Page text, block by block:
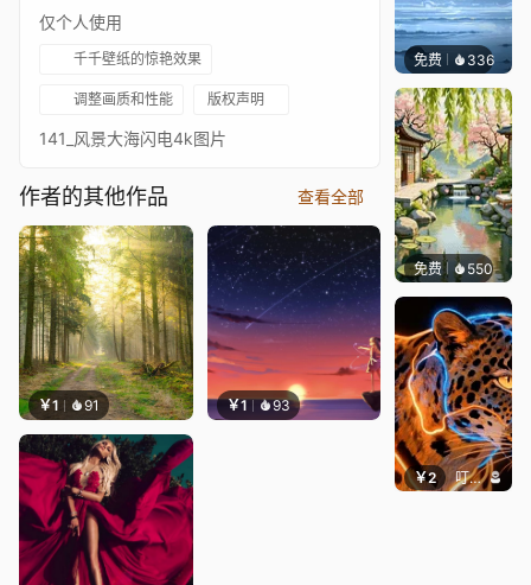
仅个人使用
千千壁纸的惊艳效果
调整画质和性能 版权声明
141_风景大海闪电4k图片
作者的其他作品 查看全部
￥1 91 ￥1 93
免费 336冰茶Ln
免费 550渔小小
￥2 叮叮当当